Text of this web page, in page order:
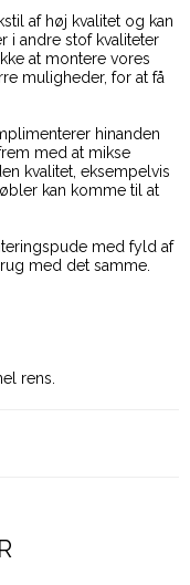
af høj kvalitet og kan
i andre stof kvaliteter
at montere vores
muligheder, for at få
hinanden
med at mikse
kvalitet, eksempelvis
kan komme til at
med fyld af
med det samme.
rens.